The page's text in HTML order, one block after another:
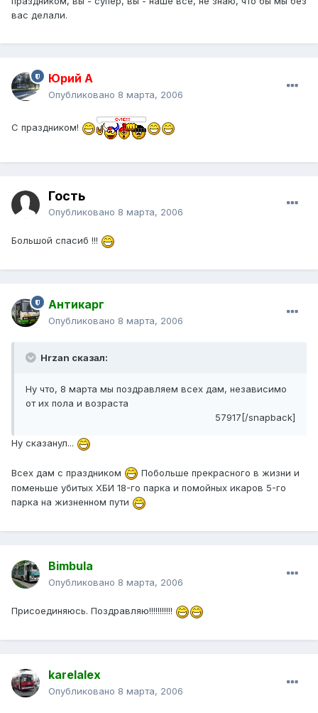
вас делали.
Юрий А
Опубликовано 8 марта, 2006
С праздником!
Гость
Опубликовано 8 марта, 2006
Большой спасиб !!!
Антикарг
Опубликовано 8 марта, 2006
Hrzan сказал:
Ну что, 8 марта мы поздравляем всех дам, независимо
от их пола и возраста
57917[/snapback]
Ну сказанул...
Всех дам с праздником
Побольше прекрасного в жизни и
поменьше убитых ХБИ 18-го парка и помойных икаров 5-го
парка на жизненном пути
Bimbula
Опубликовано 8 марта, 2006
Присоединяюсь. Поздравляю!!!!!!!!!!!
karelalex
Опубликовано 8 марта, 2006